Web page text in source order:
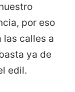
por eso
las calles a
ya de
edil.